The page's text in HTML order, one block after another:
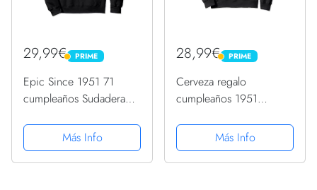
29,99€ PRIME
PRIME
Epic Since 1951 71
cumpleaños Sudadera
Más Info
28,99€ PRIME
PRIME
Cerveza regalo
cumpleaños 1951
Más Info